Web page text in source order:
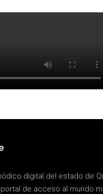
digital del estado de
de acceso al mundo